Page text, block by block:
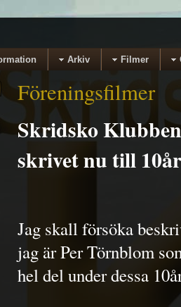
Arkiv Filmer
Föreningsfilmer
Skridsko
skrivet nu till
Jag skall försöka
jag är Per Törnblom
hel del under dessa